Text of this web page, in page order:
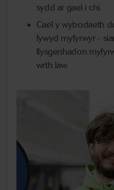
sydd ar gael i chi.
Cael y wybodaeth
fywyd myfyrwyr -
llysgenhadon
wrth law.